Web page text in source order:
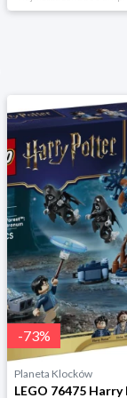
-73%
Planeta Klocków